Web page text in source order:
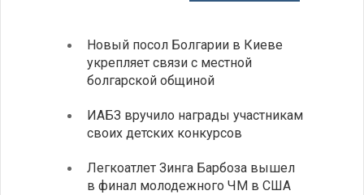
Новый посол Болгарии в Киеве
укрепляет связи с местной
болгарской общиной
ИАБЗ вручило награды участникам
своих детских конкурсов
Легкоатлет Зинга Барбоза вышел
в финал молодежного ЧМ в США